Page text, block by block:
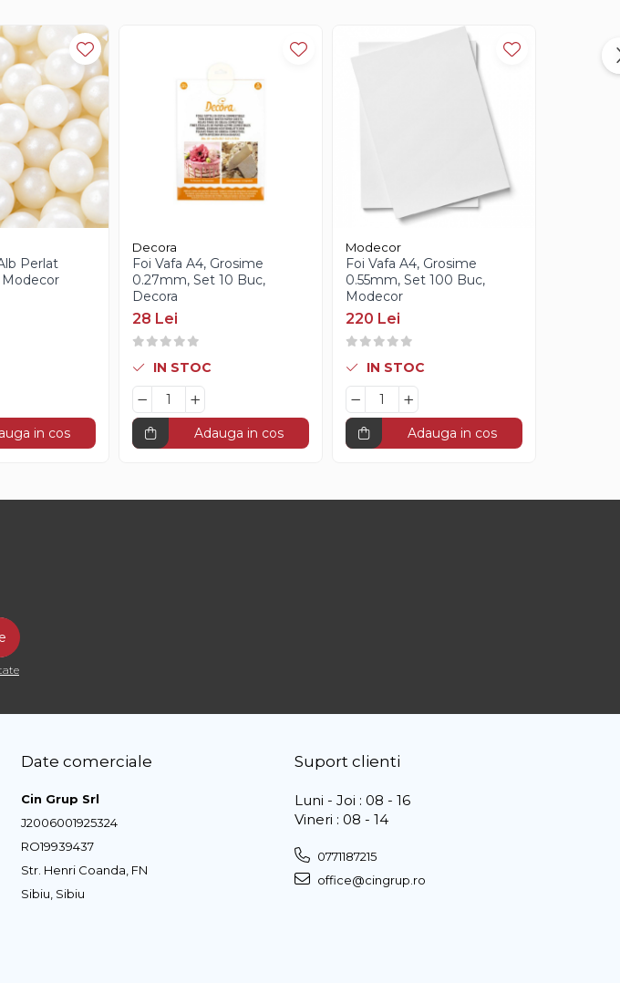
Perlat
Modecor
in cos
Decora
Foi Vafa A4, Grosime
0.27mm, Set 10 Buc,
Decora
28 Lei
IN STOC
Adauga in cos
Modecor
Foi Vafa A4, Grosime
0.55mm, Set 100 Buc,
Modecor
220 Lei
IN STOC
Adauga in cos
Date comerciale
Cin Grup Srl
J2006001925324
RO19939437
Str. Henri Coanda, FN
Sibiu, Sibiu
Suport clienti
Luni - Joi : 08 - 16
Vineri : 08 - 14
0771187215
office@cingrup.ro